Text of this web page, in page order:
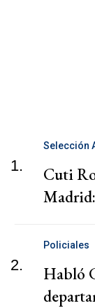
1.
Selección
Cuti
2.
Policiales
Habló